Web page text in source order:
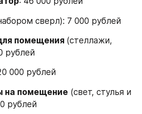
сверл): 7 000 рублей
помещения (стеллажи,
рублей
000 рублей
на помещение (свет, стулья и
рублей